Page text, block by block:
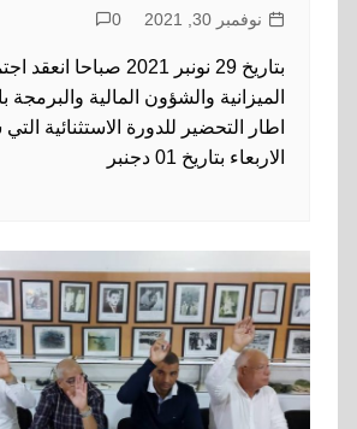
نوفمبر 30, 2021 0
بتاريخ 29 نونبر 2021 صباحا
الميزانية والشؤون المالية والبرمجة
اطار التحضير للدورة الاستثنائية
الاربعاء بتاريخ 01 دجنبر